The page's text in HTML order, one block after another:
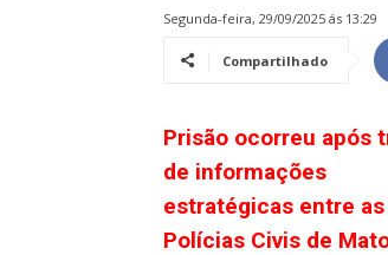
segunda-feira, 29/09/2025 ás 13:29
Compartilhado
Prisão ocorreu após
de informações
estratégicas entre as
Polícias Civis de